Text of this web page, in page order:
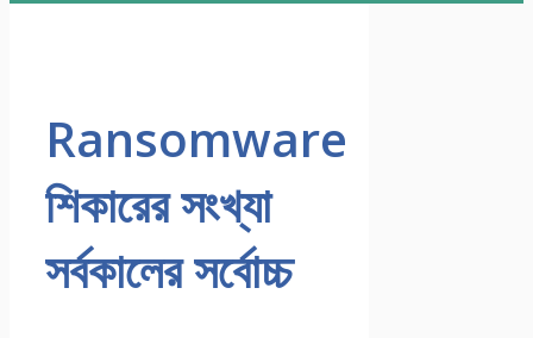
Ransomware
শিকারের সংখ্যা
সর্বকালের সর্বোচ্চ